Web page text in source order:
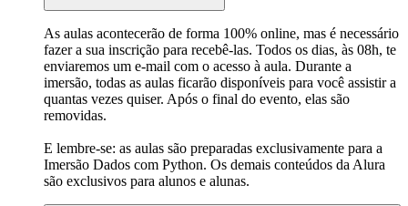
As aulas acontecerão de forma 100% online, mas é necessário
fazer a sua inscrição para recebê-las. Todos os dias, às 08h, te
enviaremos um e-mail com o acesso à aula. Durante a
imersão, todas as aulas ficarão disponíveis para você assistir a
quantas vezes quiser. Após o final do evento, elas são
removidas.
E lembre-se: as aulas são preparadas exclusivamente para a
Imersão Dados com Python. Os demais conteúdos da Alura
são exclusivos para alunos e alunas.